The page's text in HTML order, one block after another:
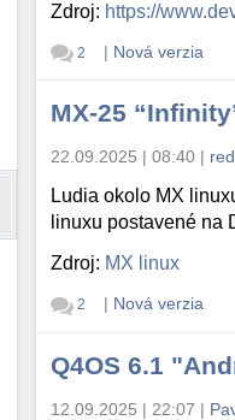
Zdroj: https://
2 | Nová verzia
MX-25
22.09.2025 | 08:40 |
Ludia okolo MX
linuxu postavené na
Zdroj: MX linux
2 | Nová verzia
Q4OS 6.1
12.09.2025 | 22:07 |